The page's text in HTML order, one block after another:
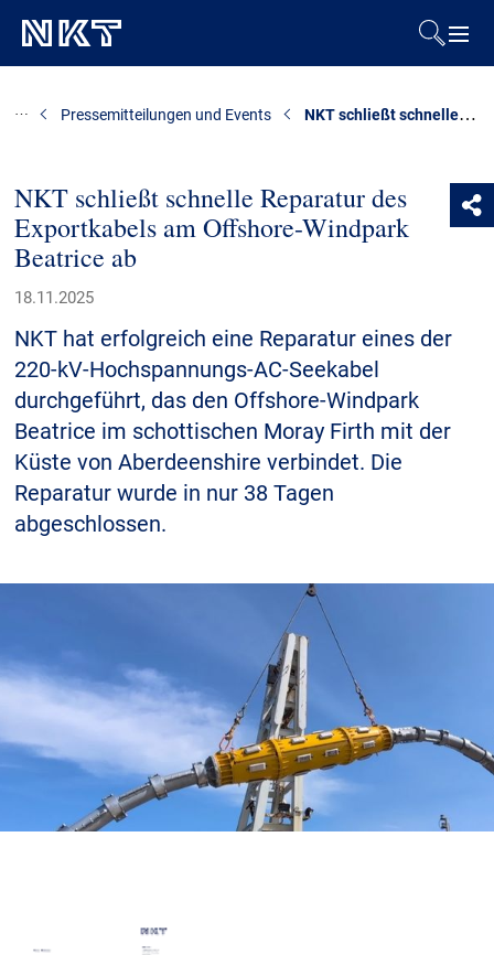
Downloads
Presse & Events
Über uns
Nachhaltigkeit
Kontakt
NKT schließt schnelle Reparatur des
Exportkabels am Offshore-Windpark
Beatrice ab
18.11.2025
NKT hat erfolgreich eine Reparatur eines der
220-kV-Hochspannungs-AC-Seekabel
durchgeführt, das den Offshore-Windpark
Beatrice im schottischen Moray Firth mit der
Küste von Aberdeenshire verbindet. Die
Reparatur wurde in nur 38 Tagen
abgeschlossen.
Pressemitteilungen und Events NKT schließt schnelle Reparatur des Exportkabels am Offshore-Windpark Beatrice ab